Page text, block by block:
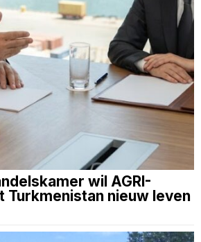
wil AGRI-
Turkmenistan nieuw leven